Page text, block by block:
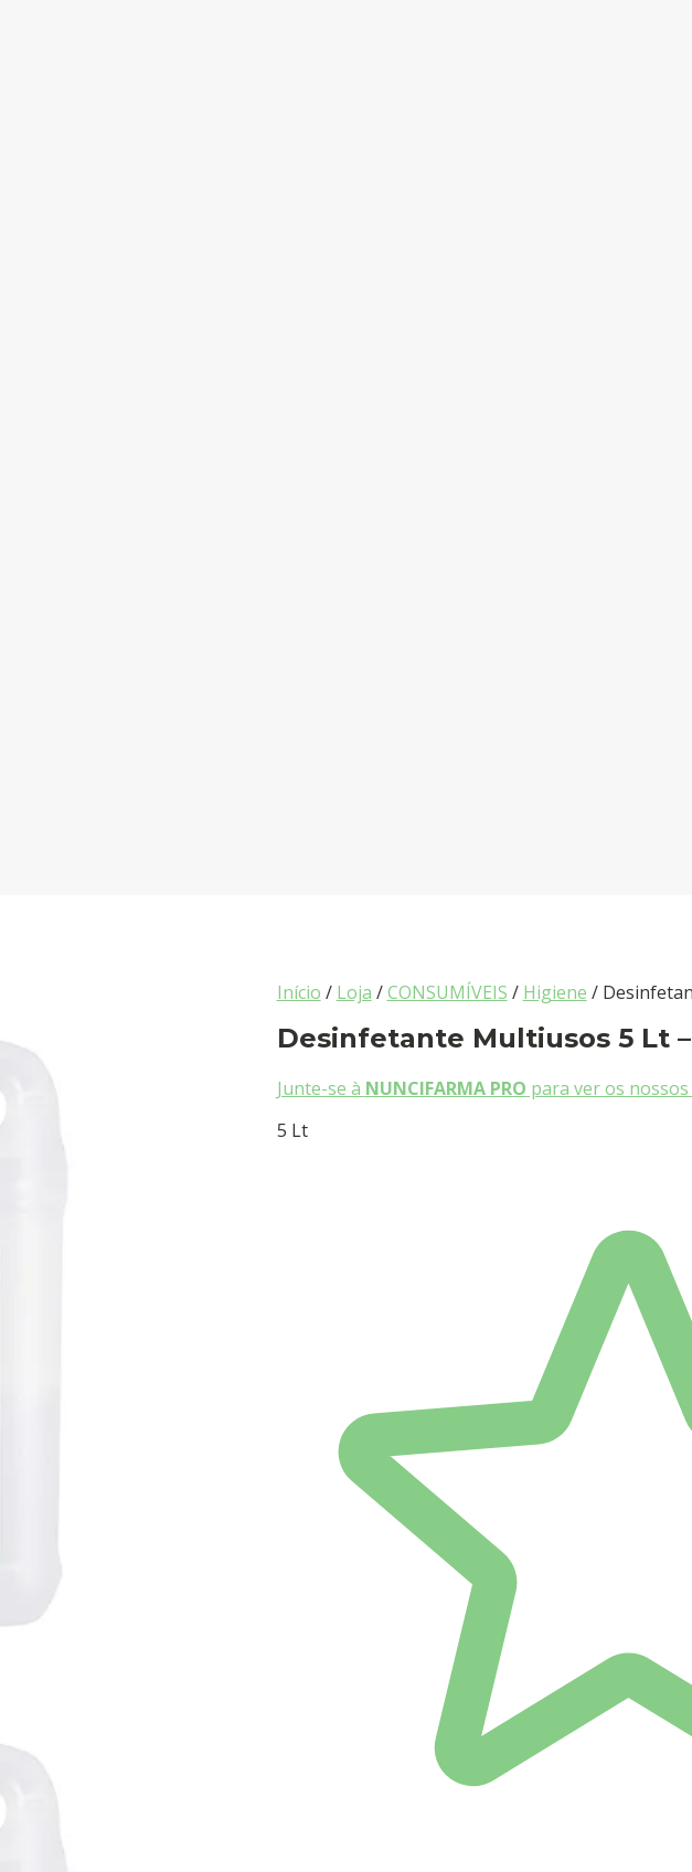
Início / Loja /CONSUMÍVEIS / Higiene /
Desinfetante Multiusos 5 Lt –
Junte-se à NUNCIFARMA PRO para ver os
5 Lt